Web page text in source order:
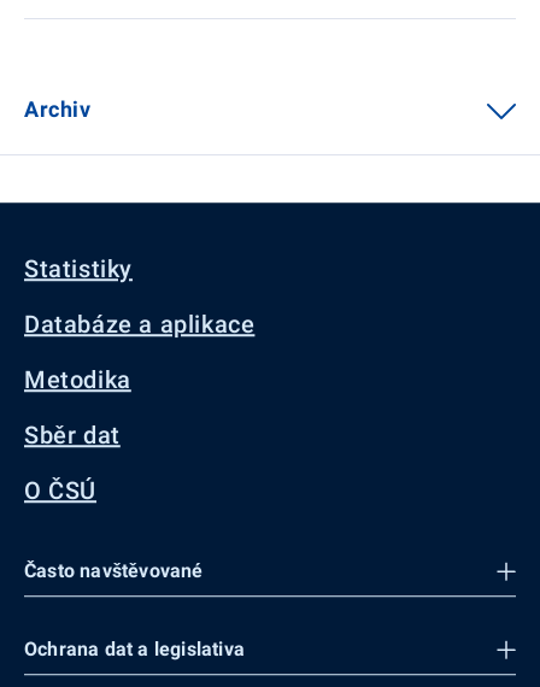
Archiv
Statistiky
Databáze a aplikace
Metodika
Sběr dat
O ČSÚ
Často navštěvované
Ochrana dat a legislativa